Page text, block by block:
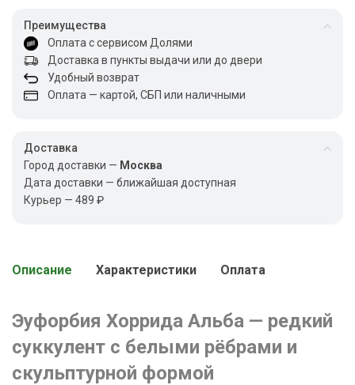
Преимущества
Оплата с сервисом Долями
Доставка в пункты выдачи или до двери
Удобный возврат
Оплата — картой, СБП или наличными
Доставка
Город доставки — Москва
Дата доставки — ближайшая доступная
Курьер — 489 ₽
Описание Характеристики Оплата
Эуфорбия Хоррида Альба — редкий
суккулент с белыми рёбрами и
скульптурной формой